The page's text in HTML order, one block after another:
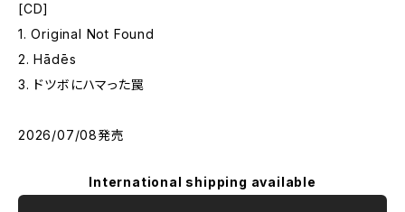
[CD]
1. Original Not Found
2. Hādēs
3. ドツボにハマった罠
2026/07/08発売
International shipping available